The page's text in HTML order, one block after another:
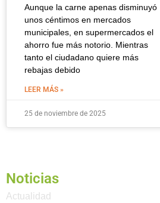
Aunque la carne apenas disminuyó
unos céntimos en mercados
municipales, en supermercados el
ahorro fue más notorio. Mientras
tanto el ciudadano quiere más
rebajas debido
LEER MÁS »
25 de noviembre de 2025
Noticias
Actualidad